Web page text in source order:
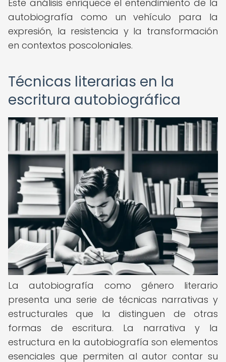
Este análisis enriquece el entendimiento de la
autobiografía como un vehículo para la
expresión, la resistencia y la transformación
en contextos poscoloniales.
Técnicas literarias en la
escritura autobiográfica
La autobiografía como género literario
presenta una serie de técnicas narrativas y
estructurales que la distinguen de otras
formas de escritura. La narrativa y la
estructura en la autobiografía son elementos
esenciales que permiten al autor contar su